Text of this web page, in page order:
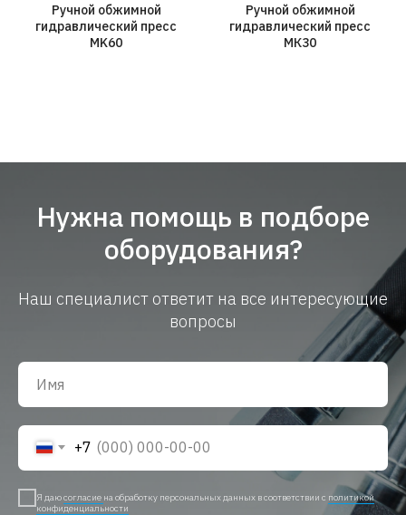
Ручной обжимной
гидравлический пресс
MK60
Ручной обжимной
гидравлический пресс
МК30
Нужна помощь в подборе
оборудования?
Наш специалист ответит на все интересующие
вопросы
+7
Я даюсогласие на обработку персональных данных в соответствии с политикой
конфиденциальности